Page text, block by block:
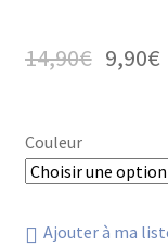
surnotation
14,90€ 9,90€
Couleur
Ajouter à ma